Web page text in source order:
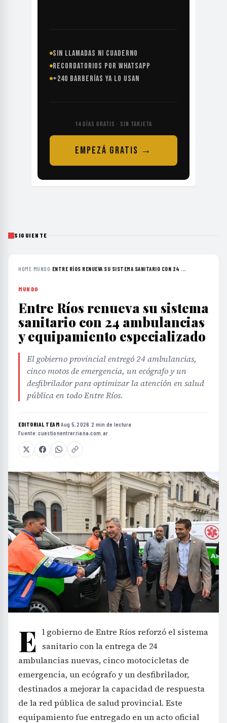
SIN LLAMADAS NI CUADERNO
RECORDATORIOS POR WHATSAPP
+240 BARBERÍAS YA LO USAN
14 DÍAS GRATIS · SIN TARJETA
EMPEZÁ GRATIS →
SIGUIENTE
HOME›MUNDO› ENTRE RÍOS RENUEVA SU SISTEMA SANITARIO CON 24 ...
MUNDO
Entre Ríos renueva su sistema
sanitario con 24 ambulancias
y equipamiento especializado
El gobierno provincial entregó 24 ambulancias,
cinco motos de emergencia, un ecógrafo y un
desfibrilador para optimizar la atención en salud
pública en todo Entre Ríos.
EDITORIAL TEAM·Aug 5, 2026 ·2 min de lectura ·
Fuente:cuestionentrerriana.com.ar
E l gobierno de Entre Ríos reforzó el sistema
sanitario con la entrega de 24
ambulancias nuevas, cinco motocicletas de
emergencia, un ecógrafo y un desfibrilador,
destinados a mejorar la capacidad de respuesta
de la red pública de salud provincial. Este
equipamiento fue entregado en un acto oficial